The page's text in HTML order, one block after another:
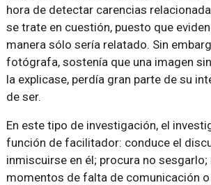
hora de detectar carencias
se trate en cuestión, puesto que
manera sólo sería relatado. Sin
fotógrafa, sostenía que una imagen
la explicase, perdía gran parte de su
de ser.
En este tipo de investigación, el
función de facilitador: conduce el
inmiscuirse en él; procura no
momentos de falta de comunicación